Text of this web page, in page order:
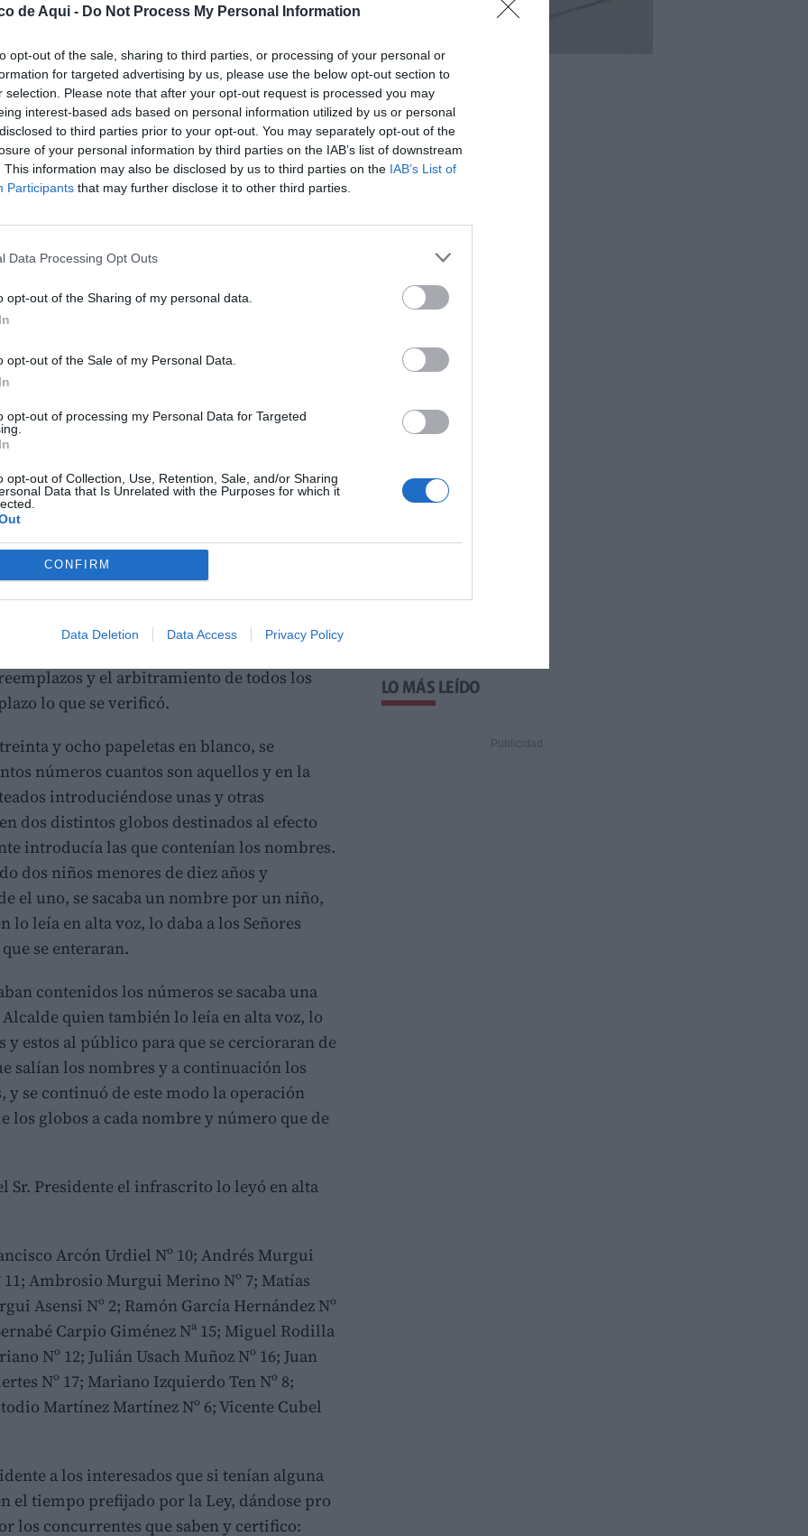
de Aqui - Do Not Process My Personal Information
opt-out of the sale, sharing to third parties, or processing of your personal or
for targeted advertising by us, please use the below opt-out section to
selection. Please note that after your opt-out request is processed you may
interest-based ads based on personal information utilized by us or personal
to third parties prior to your opt-out. You may separately opt-out of the
of your personal information by third parties on the IAB’s list of downstream
This information may also be disclosed by us to third parties on the IAB’s List of
Participants that may further disclose it to other third parties.
Data Processing Opt Outs
opt-out of the Sharing of my personal data.
opt-out of the Sale of my Personal Data.
opt-out of processing my Personal Data for Targeted
opt-out of Collection, Use, Retention, Sale, and/or Sharing
Data that Is Unrelated with the Purposes for which it
CONFIRM
Data Deletion Data Access Privacy Policy
fuente preferida de Google de forma gratuita.
fotografiado existe, fruto de la investigación
Hemerotecas y demás lugares de
el pleonasmo de este modismo o mueca,
esperando un glorioso
hallo estos documentos que nos
vividos, e historia narrada de
de la Diputación de Valencia,
que se significa así:
sorteados en el mismo.Cupo que le ha
del Ayuntamiento popular de Casinos
para el reemplazo del ejército en el
siguiente:
de abril mil ochocientos sesenta y
los Señores componentes del
Sr. Alcalde D. Jaime Usach Gálvez, siendo
el Sr. Presidente a mí el infrascrito leyere
y el arbitramiento de todos los
lo que se verificó.
y ocho papeletas en blanco, se
números cuantos son aquellos y en la
introduciéndose unas y otras
dos distintos globos destinados al efecto
introducía las que contenían los nombres.
dos niños menores de diez años y
el uno, se sacaba un nombre por un niño,
lo leía en alta voz, lo daba a los Señores
se enteraran.
contenidos los números se sacaba una
quien también lo leía en alta voz, lo
y estos al público para que se cercioraran de
salían los nombres y a continuación los
se continuó de este modo la operación
globos a cada nombre y número que de
Sr. Presidente el infrascrito lo leyó en alta
Arcón Urdiel Nº 10; Andrés Murgui
11; Ambrosio Murgui Merino Nº 7; Matías
Asensi Nº 2; Ramón García Hernández Nº
Carpio Giménez Nª 15; Miguel Rodilla
Nº 12; Julián Usach Muñoz Nº 16; Juan
Nº 17; Mariano Izquierdo Ten Nº 8;
Martínez Martínez Nº 6; Vicente Cubel
a los interesados que si tenían alguna
el tiempo prefijado por la Ley, dándose pro
los concurrentes que saben y certifico:
LO MÁS LEÍDO